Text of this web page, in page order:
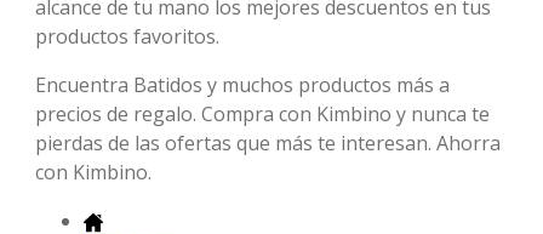
alcance de tu mano los mejores descuentos en tus
productos favoritos.
Encuentra Batidos y muchos productos más a
precios de regalo. Compra con Kimbino y nunca te
pierdas de las ofertas que más te interesan. Ahorra
con Kimbino.